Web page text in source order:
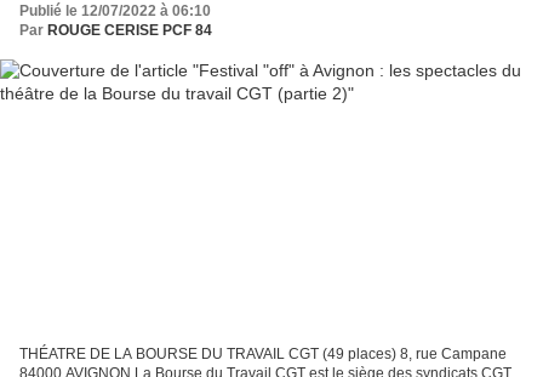
Publié le 12/07/2022 à 06:10
Par ROUGE CERISE PCF 84
THÉATRE DE LA BOURSE DU TRAVAIL CGT (49 places) 8, rue Campane
84000 AVIGNON La Bourse du Travail CGT est le siège des syndicats CGT